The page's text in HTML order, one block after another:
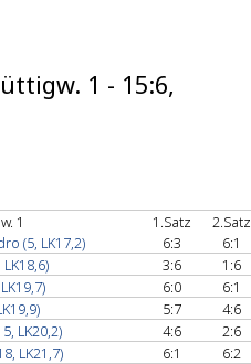
1 - 15:6,
1 1.Satz 2.Satz
(5, LK17,2) 6:3 6:1
3:6 1:6
6:0 6:1
5:7 4:6
LK20,2) 4:6 2:6
LK21,7) 6:1 6:2